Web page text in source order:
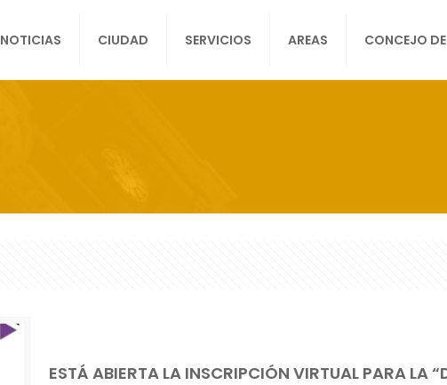
NOTICIAS CIUDAD SERVICIOS AREAS CONCEJO
ESTÁ ABIERTA LA INSCRIPCIÓN VIRTUAL PARA LA